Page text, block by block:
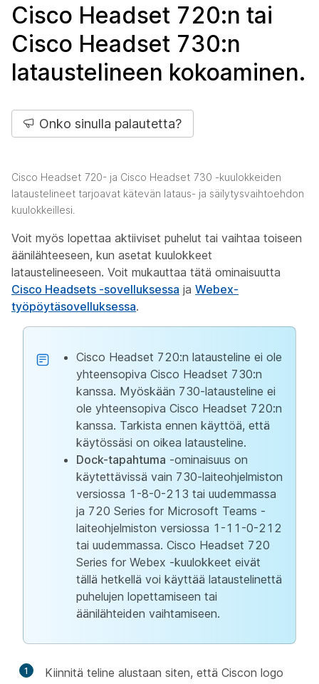
Cisco Headset 720:n tai
Cisco Headset 730:n
lataustelineen kokoaminen.
Onko sinulla palautetta?
Cisco Headset 720- ja Cisco Headset 730 -kuulokkeiden
lataustelineet tarjoavat kätevän lataus- ja säilytysvaihtoehdon
kuulokkeillesi.
Voit myös lopettaa aktiiviset puhelut tai vaihtaa toiseen
äänilähteeseen, kun asetat kuulokkeet
lataustelineeseen. Voit mukauttaa tätä ominaisuutta
Cisco Headsets -sovelluksessa ja Webex-
työpöytäsovelluksessa.
Cisco Headset 720:n latausteline ei ole
yhteensopiva Cisco Headset 730:n
kanssa. Myöskään 730-latausteline ei
ole yhteensopiva Cisco Headset 720:n
kanssa. Tarkista ennen käyttöä, että
käytössäsi on oikea latausteline.
Dock-tapahtuma -ominaisuus on
käytettävissä vain 730-laiteohjelmiston
versiossa 1-8-0-213 tai uudemmassa
ja 720 Series for Microsoft Teams -
laiteohjelmiston versiossa 1-11-0-212
tai uudemmassa. Cisco Headset 720
Series for Webex -kuulokkeet eivät
tällä hetkellä voi käyttää lataustelinettä
puhelujen lopettamiseen tai
äänilähteiden vaihtamiseen.
1
Kiinnitä teline alustaan siten, että Ciscon logo